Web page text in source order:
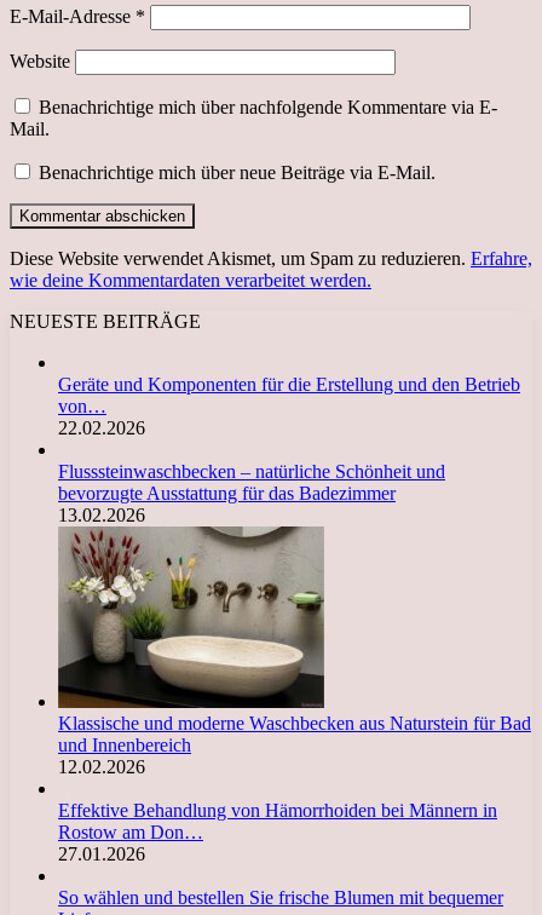
E-Mail-Adresse *
Website
Benachrichtige mich über nachfolgende Kommentare via E-
Mail.
Benachrichtige mich über neue Beiträge via E-Mail.
Diese Website verwendet Akismet, um Spam zu reduzieren. Erfahre,
wie deine Kommentardaten verarbeitet werden.
NEUESTE BEITRÄGE
Geräte und Komponenten für die Erstellung und den Betrieb
von…
22.02.2026
Flusssteinwaschbecken – natürliche Schönheit und
bevorzugte Ausstattung für das Badezimmer
13.02.2026
Klassische und moderne Waschbecken aus Naturstein für Bad
und Innenbereich
12.02.2026
Effektive Behandlung von Hämorrhoiden bei Männern in
Rostow am Don…
27.01.2026
So wählen und bestellen Sie frische Blumen mit bequemer